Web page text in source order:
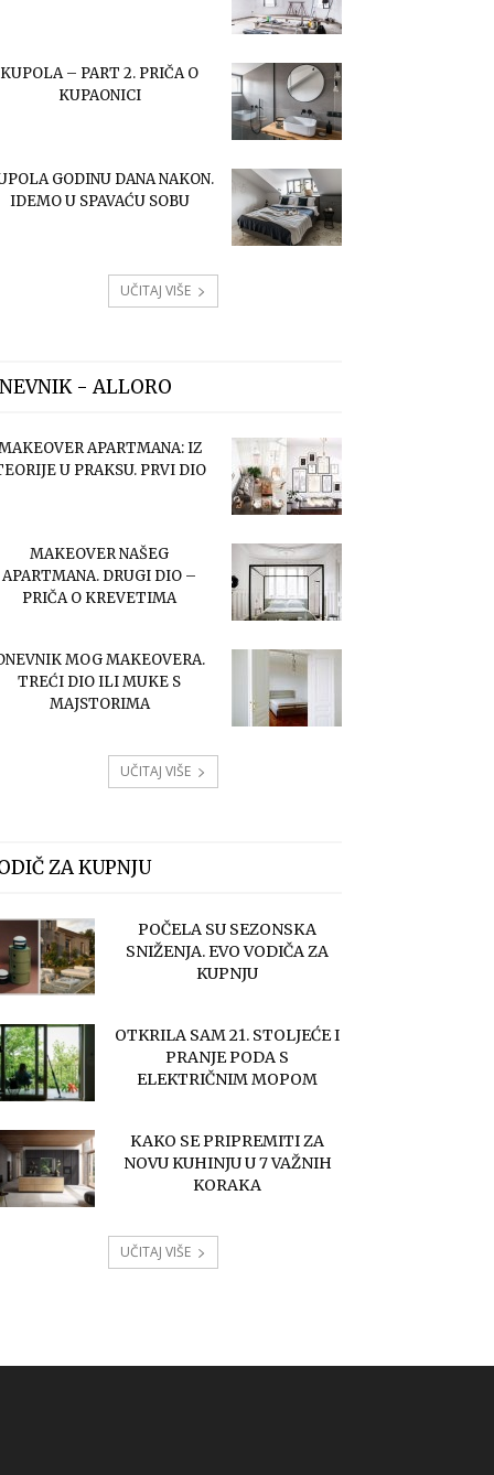
KUPOLA – PART 2. PRIČA O
KUPAONICI
GODINU DANA NAKON.
IDEMO U SPAVAĆU SOBU
UČITAJ VIŠE
- ALLORO
APARTMANA: IZ
U PRAKSU. PRVI DIO
MAKEOVER NAŠEG
APARTMANA. DRUGI DIO –
PRIČA O KREVETIMA
MOG MAKEOVERA.
TREĆI DIO ILI MUKE S
MAJSTORIMA
UČITAJ VIŠE
ZA KUPNJU
POČELA SU SEZONSKA
SNIŽENJA. EVO VODIČA ZA
KUPNJU
OTKRILA SAM 21. STOLJEĆE I
PRANJE PODA S
ELEKTRIČNIM MOPOM
KAKO SE PRIPREMITI ZA
NOVU KUHINJU U 7 VAŽNIH
KORAKA
UČITAJ VIŠE